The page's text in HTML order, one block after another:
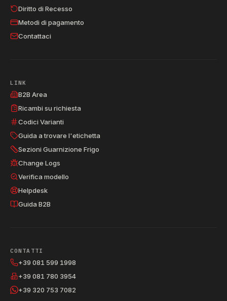
Diritto di Recesso
Metodi di pagamento
Contattaci
LINK
B2B Area
Ricambi su richiesta
Codici Varianti
Guida a trovare l'etichetta
Sezioni Guarnizione Frigo
Change Logs
Verifica modello
Helpdesk
Guida B2B
CONTATTI
+39 081 599 1998
+39 081 780 3954
+39 320 753 7082